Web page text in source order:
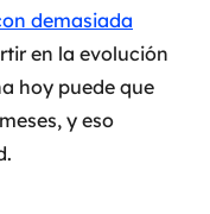
demasiada
en la evolución
hoy puede que
y eso